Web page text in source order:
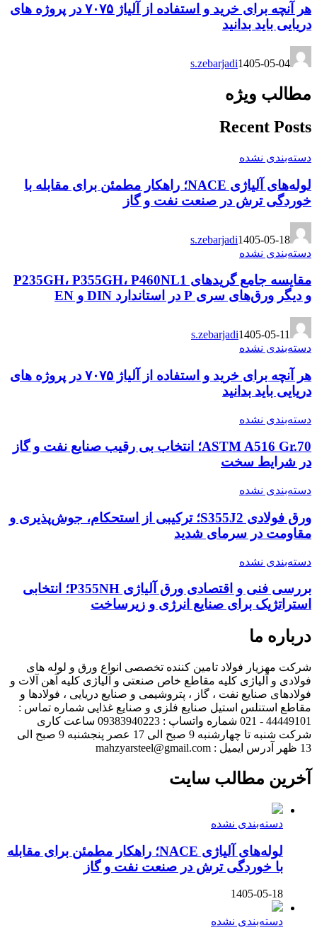
هر آنچه برای خرید و استفاده از آلیاژ ۷۰۷۵ در پروژه های
دریایی باید بدانید
s.zebarjadi1405-05-04
مطالب ویژه
Recent Posts
دسته‌بندی نشده
لوله‌های آلیاژی NACE؛ راهکار مطمئن برای مقابله با
خوردگی ترش در صنعت نفت و گاز
s.zebarjadi1405-05-18
دسته‌بندی نشده
مقایسه جامع گریدهای P235GH، P355GH، P460NL1
و دیگر ورق‌های سری P در استاندارد DIN و EN
s.zebarjadi1405-05-11
دسته‌بندی نشده
هر آنچه برای خرید و استفاده از آلیاژ ۷۰۷۵ در پروژه های
دریایی باید بدانید
دسته‌بندی نشده
ASTM A516 Gr.70؛ انتخاب بی رقیب صنایع نفت و گاز
در شرایط سخت
دسته‌بندی نشده
ورق فولادی S355J2؛ ترکیبی از استحکام، جوش‌پذیری و
مقاومت در سرمای شدید
دسته‌بندی نشده
بررسی فنی و اقتصادی ورق آلیاژی P355NH؛ انتخابی
استراتژیک برای صنایع انرژی و زیرساخت
درباره ما
شرکت مهزیار فولاد تامین کننده تخصصی انواع ورق و لوله های
فولادی و آلیاژی کلیه مقاطع خاص صنعتی و آلیاژی کلیه آهن آلات و
فولادهای صنایع نفت ، گاز ، پتروشیمی و صنایع دریایی ، فولادها و
مقاطع استنلس استیل صنایع فلزی و صنایع غذایی شماره تماس :
44449101 - 021 شماره واتساپ : 09383940223 ساعت کاری
شرکت شنبه تا چهارشنبه 9 صبح الی 17 عصر پنجشنبه 9 صبح الی
13 ظهر آدرس ایمیل : mahzyarsteel@gmail.com
آخرین مطالب سایت
دسته‌بندی نشده
لوله‌های آلیاژی NACE؛ راهکار مطمئن برای مقابله
با خوردگی ترش در صنعت نفت و گاز
1405-05-18
دسته‌بندی نشده